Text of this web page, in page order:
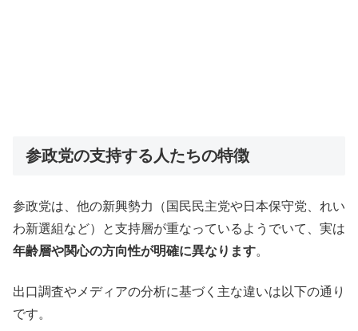
参政党の支持する人たちの特徴
参政党は、他の新興勢力（国民民主党や日本保守党、れい
わ新選組など）と支持層が重なっているようでいて、実は
年齢層や関心の方向性が明確に異なります。
出口調査やメディアの分析に基づく主な違いは以下の通り
です。